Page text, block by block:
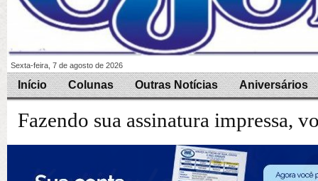
Sexta-feira, 7 de agosto de 2026
Início Colunas Outras Notícias Aniversários
Fazendo sua assinatura impressa,